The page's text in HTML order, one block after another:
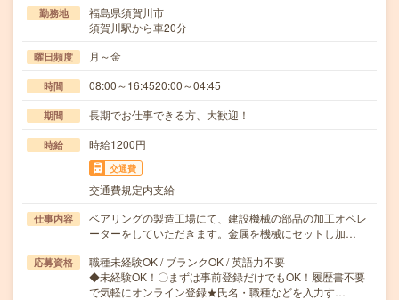
勤務地
福島県須賀川市
須賀川駅から車20分
曜日頻度 月～金
時間 08:00～16:4520:00～04:45
期間 長期でお仕事できる方、大歓迎！
時給 時給1200円
交通費
交通費規定内支給
仕事内容
ベアリングの製造工場にて、建設機械の部品の加工オペレ
ーターをしていただきます。金属を機械にセットし加…
応募資格
職種未経験OK / ブランクOK / 英語力不要
◆未経験OK！〇まずは事前登録だけでもOK！履歴書不要
で気軽にオンライン登録★氏名・職種などを入力す…